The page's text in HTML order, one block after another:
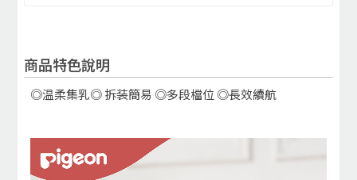
商品特色說明
◎温柔集乳◎ 拆装簡易 ◎多段檔位 ◎長效續航